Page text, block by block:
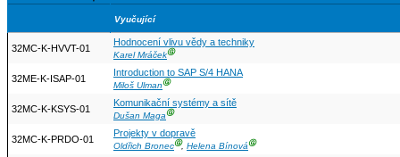
Vyučující
32MC-K-HVVT-01
Hodnocení vlivu vědy a techniky
Karel MráčekⒼ
32ME-K-ISAP-01
Introduction to SAP S/4 HANA
Miloš UlmanⒼ
32MC-K-KSYS-01
Komunikační systémy a sítě
Dušan MagaⒼ
32MC-K-PRDO-01
Projekty v dopravě
Oldřich BronecⒼ, Helena BínováⒼ